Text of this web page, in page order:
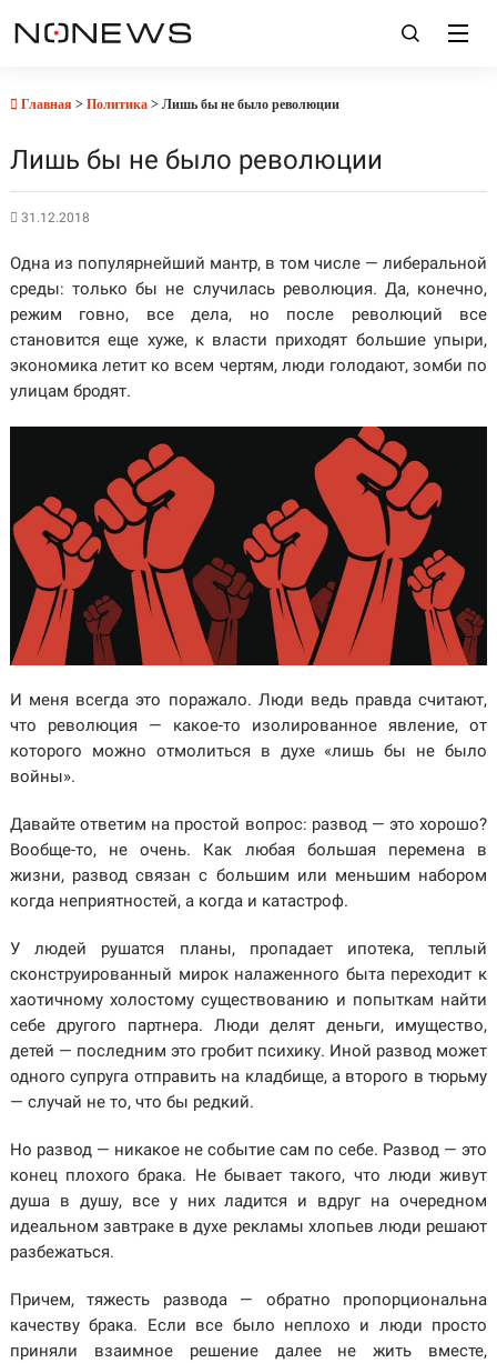
Главная > Политика> Лишь бы не было революции
Лишь бы не было революции
31.12.2018
Одна из популярнейший мантр, в том числе — либеральной
среды: только бы не случилась революция. Да, конечно,
режим говно, все дела, но после революций все
становится еще хуже, к власти приходят большие упыри,
экономика летит ко всем чертям, люди голодают, зомби по
улицам бродят.
И меня всегда это поражало. Люди ведь правда считают,
что революция — какое-то изолированное явление, от
которого можно отмолиться в духе «лишь бы не было
войны».
Давайте ответим на простой вопрос: развод — это хорошо?
Вообще-то, не очень. Как любая большая перемена в
жизни, развод связан с большим или меньшим набором
когда неприятностей, а когда и катастроф.
У людей рушатся планы, пропадает ипотека, теплый
сконструированный мирок налаженного быта переходит к
хаотичному холостому существованию и попыткам найти
себе другого партнера. Люди делят деньги, имущество,
детей — последним это гробит психику. Иной развод может
одного супруга отправить на кладбище, а второго в тюрьму
— случай не то, что бы редкий.
Но развод — никакое не событие сам по себе. Развод — это
конец плохого брака. Не бывает такого, что люди живут
душа в душу, все у них ладится и вдруг на очередном
идеальном завтраке в духе рекламы хлопьев люди решают
разбежаться.
Причем, тяжесть развода — обратно пропорциональна
качеству брака. Если все было неплохо и люди просто
приняли взаимное решение далее не жить вместе,